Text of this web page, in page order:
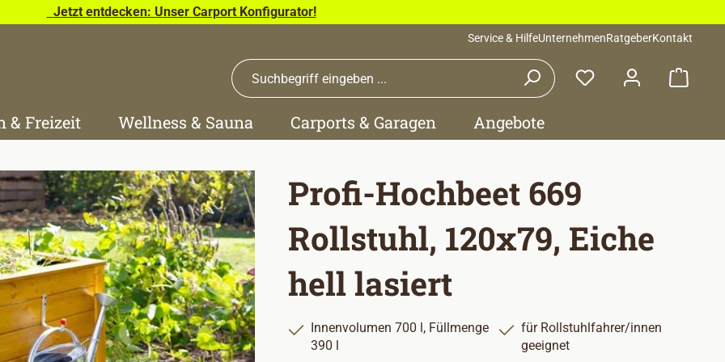
Jetzt entdecken: Unser Carport Konfigurator!
Service & HilfeUnternehmenRatgeberKontakt
& Freizeit Wellness & Sauna Carports & Garagen Angebote
Profi-Hochbeet 669
Rollstuhl, 120x79, Eiche
hell lasiert
Innenvolumen 700 l, Füllmenge
390 l
für Rollstuhlfahrer/innen
geeignet